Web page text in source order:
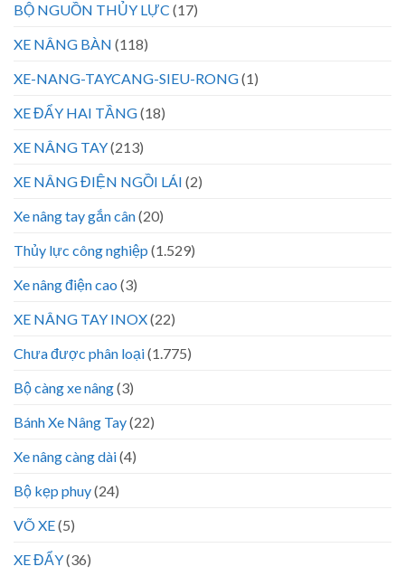
BỘ NGUỒN THỦY LỰC (17)
XE NÂNG BÀN (118)
XE-NANG-TAYCANG-SIEU-RONG(1)
XE ĐẨY HAI TẦNG(18)
XE NÂNG TAY(213)
XE NÂNG ĐIỆN NGỒI LÁI (2)
Xe nâng tay gắn cân(20)
Thủy lực công nghiệp (1.529)
Xe nâng điện cao (3)
XE NÂNG TAY INOX(22)
Chưa được phân loại(1.775)
Bộ càng xe nâng(3)
Bánh Xe Nâng Tay(22)
Xe nâng càng dài(4)
Bộ kẹp phuy(24)
VÕ XE(5)
XE ĐẨY(36)